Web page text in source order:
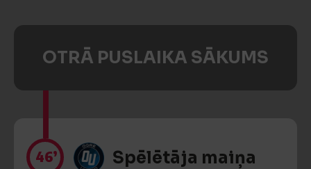
OTRĀ PUSLAIKA SĀKUMS
46’ Spēlētāja maiņa